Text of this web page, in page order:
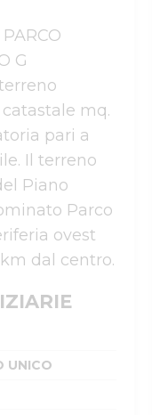
G
mq.
pari a
Il terreno
Piano
Parco
ovest
dal centro.
UNICO